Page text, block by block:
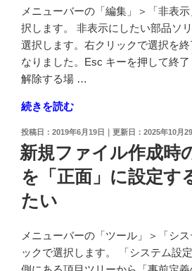
替
え
た
い"
の
し
て
後
で
そ
ビ
ュ
ー
を
呼
び
出
た
い"
メニューバーの「編集」＞「非表
択します。 非表示にしたい部品ソ
選択します。右クリックで選択を
なりました。Esc キーを押して終
解除する場 …
"選
し
た
ソ
リ
ッ
モ
デ
続きを読む
投
稿
日:
2019年6月19日 2025年10月
新規ファイル作成時
を「正面」に設定す
たい
メニューバーの「ツール」＞「シ
ックで選択します。 「システム設